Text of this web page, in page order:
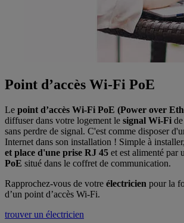
Point d’accès Wi-Fi PoE
Le point d’accès Wi-Fi PoE (Power over
diffuser dans votre logement le signal Wi-Fi
sans perdre de signal. C'est comme disposer
Internet dans son installation ! Simple à
et place d'une prise RJ 45 et est alimenté par
PoE situé dans le coffret de communication.
Rapprochez-vous de votre électricien pour la
d’un point d’accès Wi-Fi.
trouver un électricien